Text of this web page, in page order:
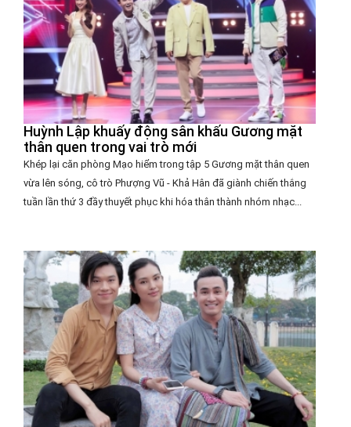
Huỳnh Lập khuấy động sân khấu Gương mặt
thân quen trong vai trò mới
Khép lại căn phòng Mạo hiểm trong tập 5 Gương mặt thân quen
vừa lên sóng, cô trò Phượng Vũ - Khả Hân đã giành chiến thắng
tuần lần thứ 3 đầy thuyết phục khi hóa thân thành nhóm nhạc...